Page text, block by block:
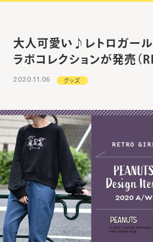
大人可愛い♪レトロガール
ラボコレクションが発売（
2020.11.06 グッズ